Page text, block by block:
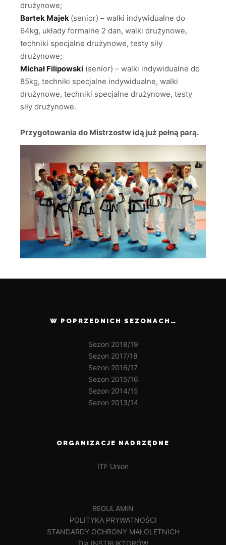
drużynowe;
Bartek Majek (senior) – walki indywidualne do
64kg, układy formalne 2 dan, walki drużynowe,
techniki specjalne drużynowe, testy siły
drużynowe;
Michał Filipowski (senior) – walki indywidualne do
85kg, techniki specjalne indywidualne, walki
drużynowe, techniki specjalne drużynowe, testy
siły drużynowe.
Przygotowania do Mistrzostw idą już pełną parą.
W POPRZEDNICH SEZONACH…
Sezon 2018/19
Sezon 2017/18
Sezon 2016/17
Sezon 2015/16
Sezon 2014/15
Sezon 2013/14
ORGANIZACJE NADRZĘDNE
ITF Union
REGULAMIN
POLITYKA PRYWATNOŚCI
STANDARDY OCHRONY MAŁOLETNICH